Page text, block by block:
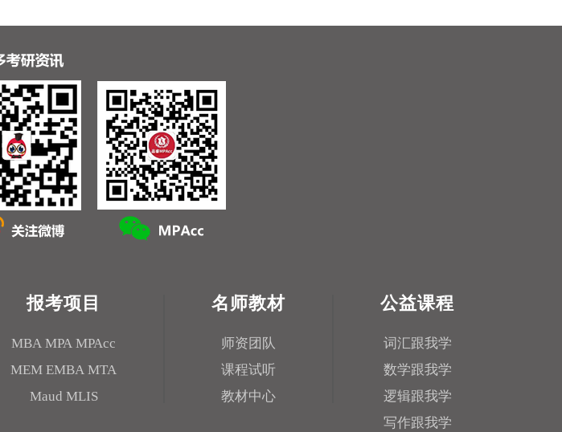
报考项目
MBA MPA MPAcc
MEM EMBA MTA
Maud MLIS
名师教材
师资团队
课程试听
教材中心
公益课程
词汇跟我学
数学跟我学
逻辑跟我学
写作跟我学